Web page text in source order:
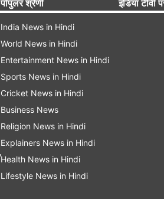
पॉपुलर श्रेणी
India News in Hindi
World News in Hindi
Entertainment News in Hindi
Sports News in Hindi
Cricket News in Hindi
Business News
Religion News in Hindi
Explainers News in Hindi
Health News in Hindi
Lifestyle News in Hindi
इंडिया टीवी